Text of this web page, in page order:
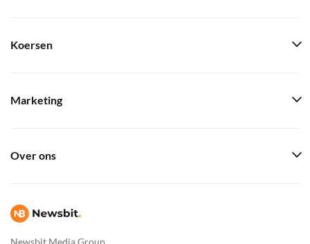
Newsbit Media Group
Koersen
Marketing
Over ons